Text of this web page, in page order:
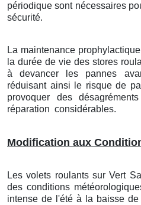
périodique sont nécessaires
sécurité.
La maintenance
la durée de vie des stores
à devancer les pannes
réduisant ainsi le risque de
provoquer des
réparation considérables.
Modification aux
Les volets roulants sur Vert
des conditions
intense de l'été à la baisse